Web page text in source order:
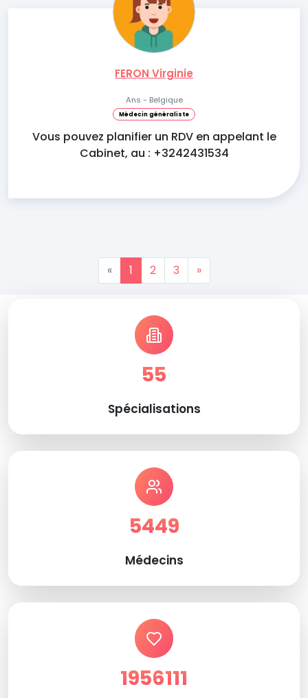
FERON Virginie
Ans - Belgique
Médecin généraliste
Vous pouvez planifier un RDV en appelant le
Cabinet, au : +3242431534
« 1 2 3 »
55
Spécialisations
5449
Médecins
1956111